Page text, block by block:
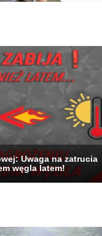
Uwaga na zatrucia
węgla latem!